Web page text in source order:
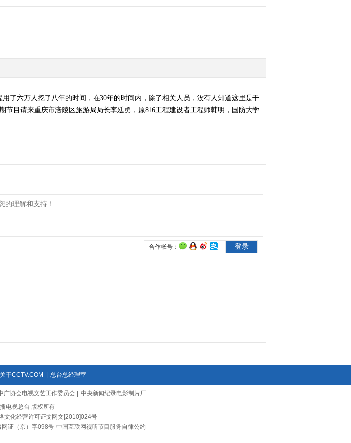
了六万人挖了八年的时间，在30年的时间内，除了相关人员，没有人知道这里是干
目请来重庆市涪陵区旅游局局长李廷勇，原816工程建设者工程师韩明，国防大学
关于CCTV.COM 总台总经理室
广协会电视文艺工作委员会
中央新闻纪录电影制片厂
电视总台 版权所有
文化经营许可证文网文[2010]024号
网证（京）字098号 中国互联网视听节目服务自律公约